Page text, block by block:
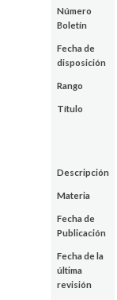
Número
Boletín
Fecha de
disposición
Rango
Título
Descripción
Materia
Fecha de
Publicación
Fecha de la
última
revisión